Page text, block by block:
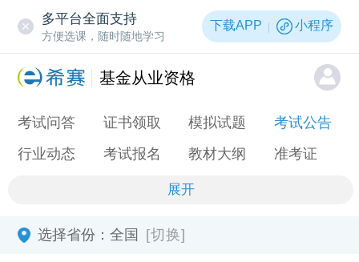
多平台全面支持
方便选课，随时随地学习
下载APP 小程序
基金从业资格
考试问答 证书领取 模拟试题
考试公告
行业动态
考试报名 教材大纲 准考证
展开
选择省份： 全国 [切换]